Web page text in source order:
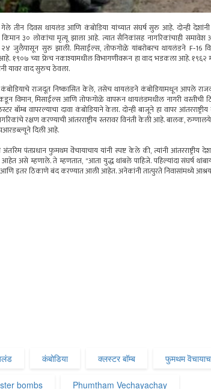
तीन दिवस थायलंड आणि कंबोडिया यांच्यात संघर्ष सुरु आहे. दोन्ही
किमान ३० लोकांचा मृत्यू झाला आहे. त्यात सैनिकांसह नागरिकांचाही
२४ जुलैपासून सुरु झाली. मिसाईल्स, तोफगोळे यांबरोबरच थायलंडने F‑16
१९०७ च्या फ्रेंच नकाश्यामधील विभागणीवरून हा वाद भडकला आहे. १९६२
यावर वाद सुरुच ठेवला.
राजदूत निष्कासित केले, तसेच थायलंडने कंबोडियामधून आपले
विमान, मिसाईल्स आणि तोफगोळे वापरून थायलंडमधील नागरी
बॉम्ब वापरल्याचा दावा कंबोडियाने केला. दोन्ही बाजूने हा वापर
रक्षण करण्याची आंतरराष्ट्रीय स्तरावर विनंती केली आहे. बालक,
दिली आहे.
पंतप्रधान फुमथम वॆचायाचाय यांनी स्पष्ट केले की, त्यांनी आंतरराष्ट्रीय
असे म्हणाले. ते म्हणतात, "आता युद्ध थांबले पाहिजे. पहिल्यांदा संघर्ष
इतर ठिकाणे बंद करण्यात आली आहेत. अनेकांनी तात्पुरते निवासांमध्ये
कंबोडिया क्लस्टर बॉम्ब फुमथम
bombs Phumtham Vechayachay